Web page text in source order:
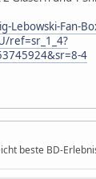
Lebowski-Fan-
ref=sr_1_4?
4
beste BD-